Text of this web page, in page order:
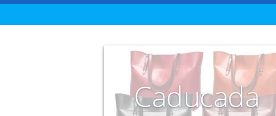
Caducada